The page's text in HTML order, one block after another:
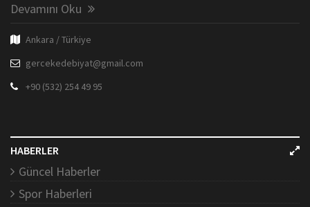
Devamını Oku
Ankara / Türkiye
gercekedebiyat@gmail.com
+90 (532) 254 49 95
HABERLER
Güncel Haberler
Spor Haberleri